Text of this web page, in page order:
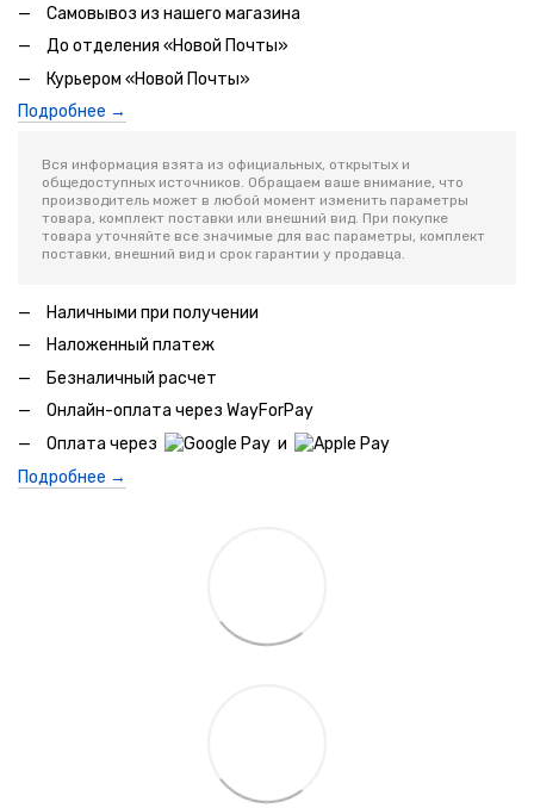
Самовывоз из нашего магазина
До отделения «Новой Почты»
Курьером «Новой Почты»
Подробнее →
Вся информация взята из официальных, открытых и
общедоступных источников. Обращаем ваше внимание, что
производитель может в любой момент изменить параметры
товара, комплект поставки или внешний вид. При покупке
товара уточняйте все значимые для вас параметры, комплект
поставки, внешний вид и срок гарантии у продавца.
Наличными при получении
Наложенный платеж
Безналичный расчет
Онлайн-оплата через WayForPay
Оплата через
и
Подробнее →